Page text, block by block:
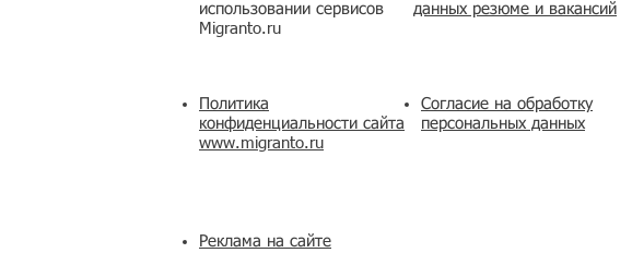
использовании сервисов
Migranto.ru
данных резюме и вакансий
Политика
конфиденциальности сайта
www.migranto.ru
Согласие на обработку
персональных данных
Реклама на сайте